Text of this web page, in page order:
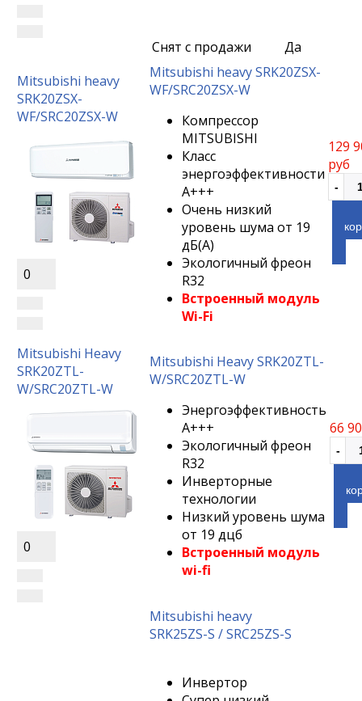
Снят с продажи Да
Mitsubishi heavy
SRK20ZSX-
WF/SRC20ZSX-W
0
Mitsubishi heavy SRK20ZSX-
WF/SRC20ZSX-W
Компрессор
MITSUBISHI
Класс
энергоэффективности
А+++
Очень низкий
уровень шума от 19
дБ(A)
Экологичный фреон
R32
Встроенный модуль
Wi-Fi
129
руб
Mitsubishi Heavy
SRK20ZTL-
W/SRC20ZTL-W
0
Mitsubishi Heavy SRK20ZTL-
W/SRC20ZTL-W
Энергоэффективность
А+++
Экологичный фреон
R32
Инверторные
технологии
Низкий уровень шума
от 19 дцб
Встроенный модуль
wi-fi
66
Mitsubishi heavy
SRK25ZS-S / SRC25ZS-S
Инвертор